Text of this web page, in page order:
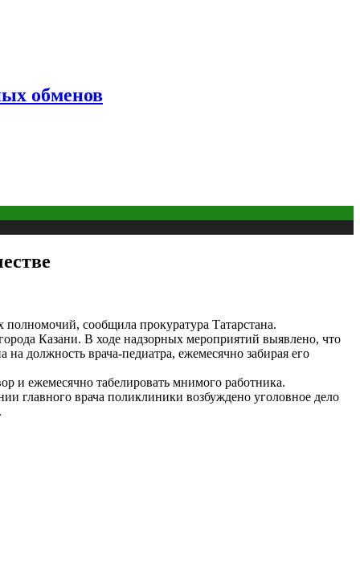
обменов
сообщила прокуратура Татарстана.
Казани. В ходе надзорных мероприятий выявлено, что
должность врача-педиатра, ежемесячно забирая его
и ежемесячно табелировать мнимого работника.
главного врача поликлиники возбуждено уголовное дело